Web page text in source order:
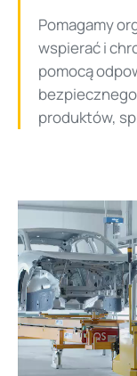
Pomagamy
wspierać i
pomocą
produktów,